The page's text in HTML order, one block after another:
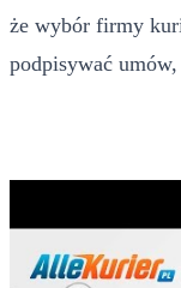
że wybór firmy
podpisywać